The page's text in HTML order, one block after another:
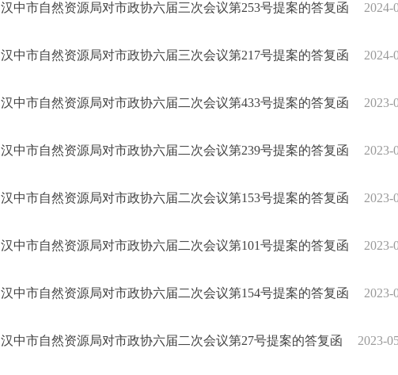
汉中市自然资源局对市政协六届三次会议第253号提案的答复函 2024-
汉中市自然资源局对市政协六届三次会议第217号提案的答复函 2024-
汉中市自然资源局对市政协六届二次会议第433号提案的答复函 2023-
汉中市自然资源局对市政协六届二次会议第239号提案的答复函 2023-
汉中市自然资源局对市政协六届二次会议第153号提案的答复函 2023-
汉中市自然资源局对市政协六届二次会议第101号提案的答复函 2023-
汉中市自然资源局对市政协六届二次会议第154号提案的答复函 2023-
汉中市自然资源局对市政协六届二次会议第27号提案的答复函 2023-